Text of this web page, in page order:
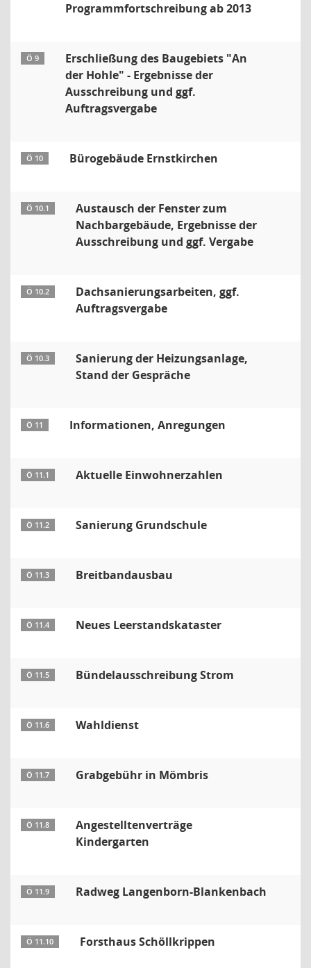
Programmfortschreibung ab 2013
Ö 9
Erschließung des Baugebiets "An
der Hohle" - Ergebnisse der
Ausschreibung und ggf.
Auftragsvergabe
Ö 10 Bürogebäude Ernstkirchen
Ö 10.1
Austausch der Fenster zum
Nachbargebäude, Ergebnisse der
Ausschreibung und ggf. Vergabe
Ö 10.2
Dachsanierungsarbeiten, ggf.
Auftragsvergabe
Ö 10.3
Sanierung der Heizungsanlage,
Stand der Gespräche
Ö 11 Informationen, Anregungen
Ö 11.1 Aktuelle Einwohnerzahlen
Ö 11.2 Sanierung Grundschule
Ö 11.3 Breitbandausbau
Ö 11.4 Neues Leerstandskataster
Ö 11.5 Bündelausschreibung Strom
Ö 11.6 Wahldienst
Ö 11.7 Grabgebühr in Mömbris
Ö 11.8
Angestelltenverträge
Kindergarten
Ö 11.9 Radweg Langenborn-Blankenbach
Ö 11.10 Forsthaus Schöllkrippen